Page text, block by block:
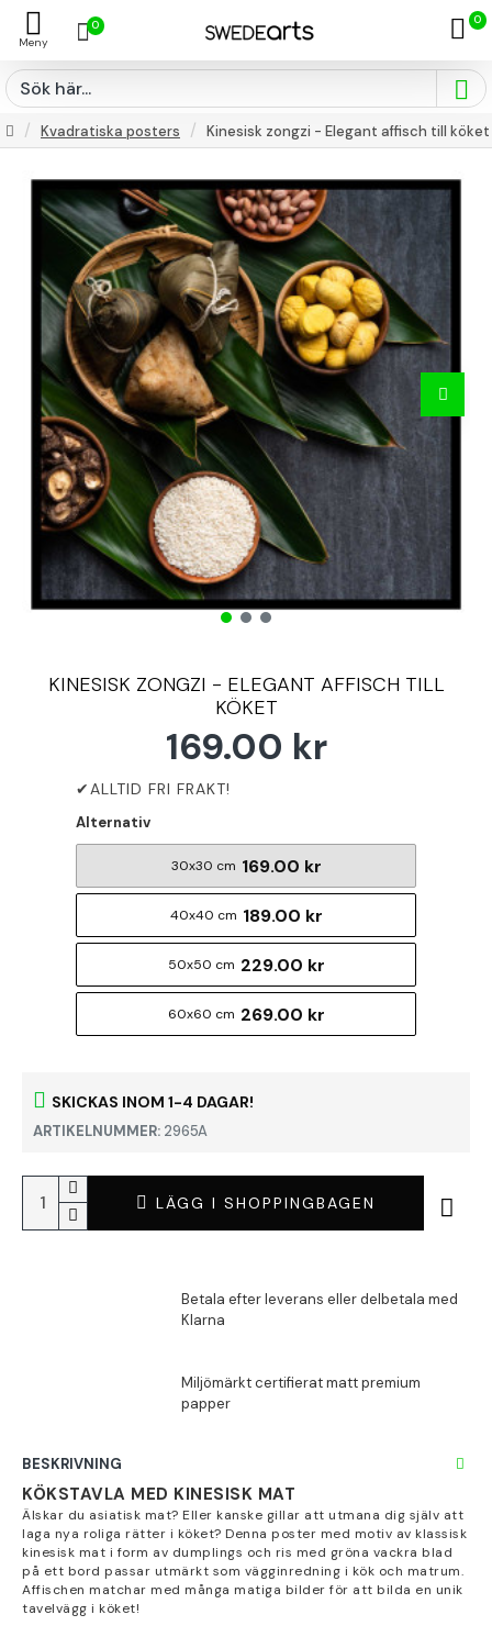
0 0
Kvadratiska posters Kinesisk zongzi - Elegant affisch till köket
KINESISK ZONGZI - ELEGANT AFFISCH TILL
KÖKET
SKICKAS INOM 1-4 DAGAR!
ARTIKELNUMMER: 2965A
169.00 kr
Alternativ
30x30 cm 169.00 kr
40x40 cm 189.00 kr
50x50 cm 229.00 kr
60x60 cm 269.00 kr
LÄGG I SHOPPINGBAGEN
BESKRIVNING
KÖKSTAVLA MED KINESISK MAT
Älskar du asiatisk mat? Eller kanske gillar att utmana dig själv att
laga nya roliga rätter i köket? Denna poster med motiv av klassisk
kinesisk mat i form av dumplings och ris med gröna vackra blad
på ett bord passar utmärkt som vägginredning i kök och matrum.
Affischen matchar med många matiga bilder för att bilda en unik
tavelvägg i köket!